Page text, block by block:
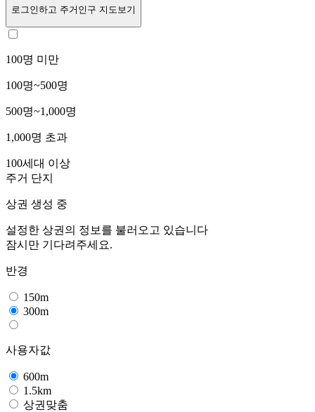
로그인하고 주거인구 지도보기
100명 미만
100명~500명
500명~1,000명
1,000명 초과
100세대 이상
주거 단지
상권 생성 중
설정한 상권의 정보를 불러오고 있습니다
잠시만 기다려주세요.
반경
150m
300m
사용자값
600m
1.5km
상권맞춤